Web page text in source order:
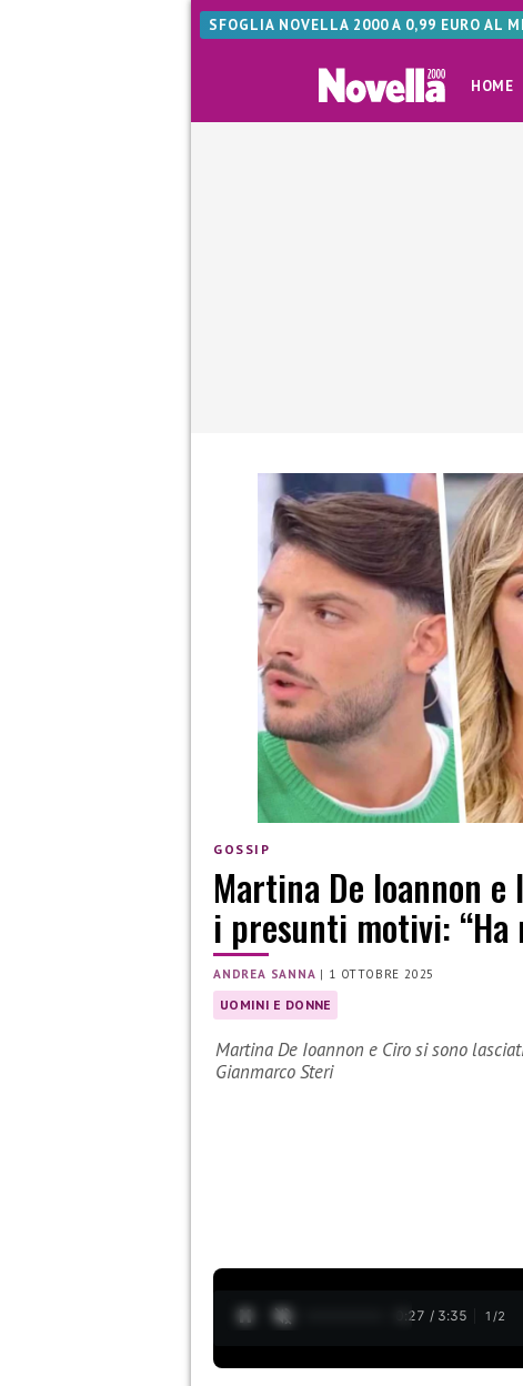
SFOGLIA NOVELLA 2000 A 0,99 EURO AL
HOME
GOSSIP
Martina De Ioannon
i presunti motivi: “Ha
ANDREA SANNA | 1 OTTOBRE 2025
UOMINI E DONNE
Martina De Ioannon e Ciro si sono
Gianmarco Steri
0:28 / 3:35 1 /2